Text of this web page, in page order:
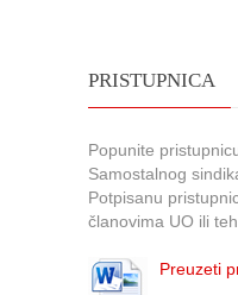
PRISTUPNICA
Popunite
Samostalnog
Potpisanu
članovima UO ili
Preuzeti